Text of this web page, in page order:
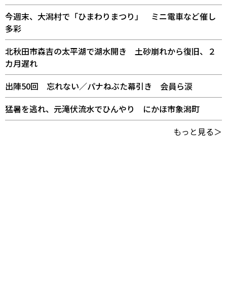
今週末、大潟村で「ひまわりまつり」 ミニ電車など催し
多彩
北秋田市森吉の太平湖で湖水開き 土砂崩れから復旧、２
カ月遅れ
出陣50回 忘れない／パナねぶた幕引き 会員ら涙
猛暑を逃れ、元滝伏流水でひんやり にかほ市象潟町
もっと見る＞